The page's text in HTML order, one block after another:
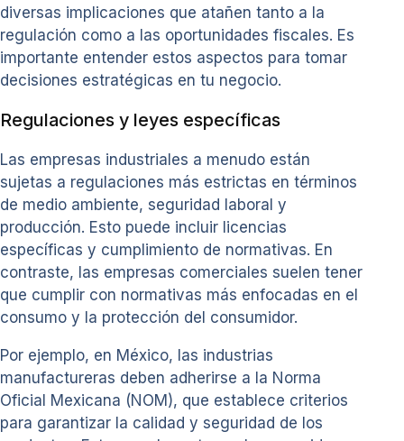
diversas implicaciones que atañen tanto a la
regulación como a las oportunidades fiscales. Es
importante entender estos aspectos para tomar
decisiones estratégicas en tu negocio.
Regulaciones y leyes específicas
Las empresas industriales a menudo están
sujetas a regulaciones más estrictas en términos
de medio ambiente, seguridad laboral y
producción. Esto puede incluir licencias
específicas y cumplimiento de normativas. En
contraste, las empresas comerciales suelen tener
que cumplir con normativas más enfocadas en el
consumo y la protección del consumidor.
Por ejemplo, en México, las industrias
manufactureras deben adherirse a la Norma
Oficial Mexicana (NOM), que establece criterios
para garantizar la calidad y seguridad de los